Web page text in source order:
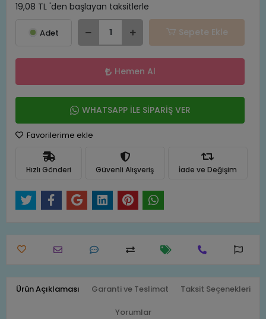
19,08 TL 'den başlayan taksitlerle
Adet Sepete Ekle
Hemen Al
WHATSAPP İLE SİPARİŞ VER
Favorilerime ekle
Hızlı Gönderi Güvenli Alışveriş İade ve Değişim
Ürün Açıklaması Garanti ve Teslimat Taksit Seçenekleri
Yorumlar